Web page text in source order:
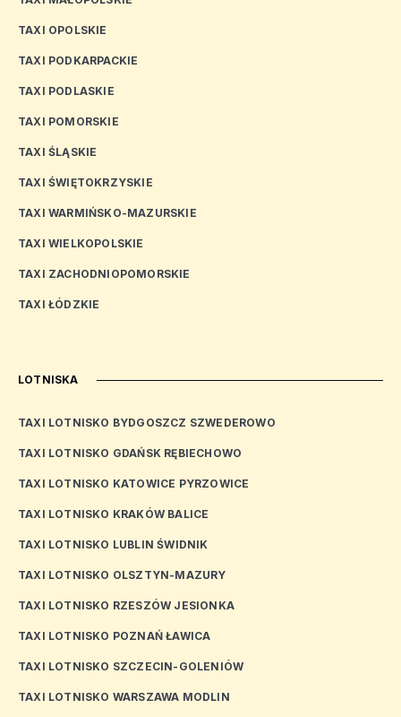
TAXI OPOLSKIE
TAXI PODKARPACKIE
TAXI PODLASKIE
TAXI POMORSKIE
TAXI ŚLĄSKIE
TAXI ŚWIĘTOKRZYSKIE
TAXI WARMIŃSKO-MAZURSKIE
TAXI WIELKOPOLSKIE
TAXI ZACHODNIOPOMORSKIE
TAXI ŁÓDZKIE
LOTNISKA
TAXI LOTNISKO BYDGOSZCZ SZWEDEROWO
TAXI LOTNISKO GDAŃSK RĘBIECHOWO
TAXI LOTNISKO KATOWICE PYRZOWICE
TAXI LOTNISKO KRAKÓW BALICE
TAXI LOTNISKO LUBLIN ŚWIDNIK
TAXI LOTNISKO OLSZTYN-MAZURY
TAXI LOTNISKO RZESZÓW JESIONKA
TAXI LOTNISKO POZNAŃ ŁAWICA
TAXI LOTNISKO SZCZECIN-GOLENIÓW
TAXI LOTNISKO WARSZAWA MODLIN